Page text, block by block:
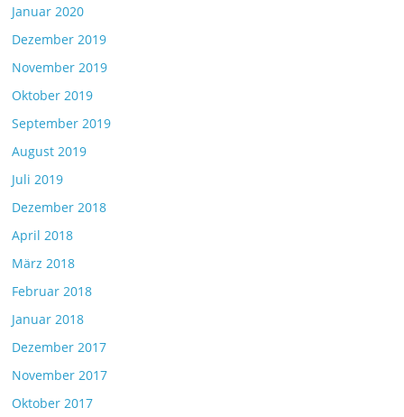
Januar 2020
Dezember 2019
November 2019
Oktober 2019
September 2019
August 2019
Juli 2019
Dezember 2018
April 2018
März 2018
Februar 2018
Januar 2018
Dezember 2017
November 2017
Oktober 2017